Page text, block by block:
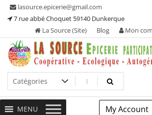
Skip lasource.epicerie@gmail.com
7 rue abbé Choquet 59140 Dunkerque
La Source (Site)
Blog Mon
La Source – Epicerie
Participative
Ou tous les adhérents sont propriétaires et
maintenance de leur épicerie!
MENU My Account